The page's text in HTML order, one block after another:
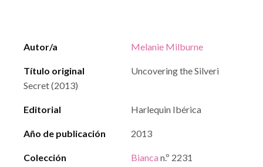
Autor/a Melanie Milburne
Título original
Uncovering the Silveri
Secret (2013)
Editorial Harlequin Ibérica
Año de publicación 2013
Colección Bianca n.º 2231